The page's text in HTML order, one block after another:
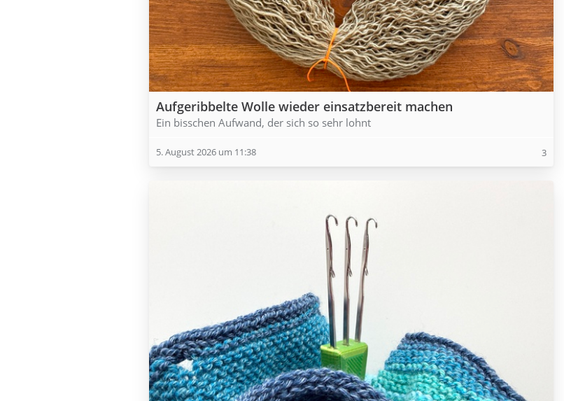
Aufgeribbelte Wolle wieder einsatzbereit machen
Ein bisschen Aufwand, der sich so sehr lohnt
5. August 2026 um 11:38 3